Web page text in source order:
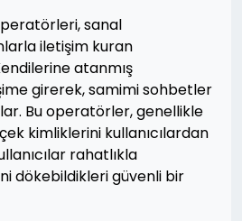
sanal
iletişim kuran
atanmış
girerek, samimi sohbetler
Bu operatörler, genellikle
kimliklerini kullanıcılardan
rahatlıkla
dökebildikleri güvenli bir